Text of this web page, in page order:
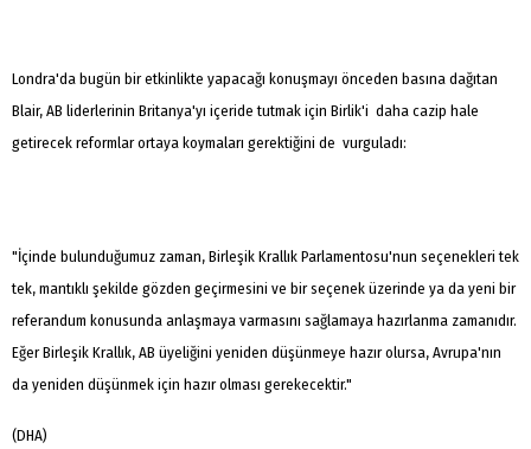
Londra'da bugün bir etkinlikte yapacağı konuşmayı önceden basına dağıtan
Blair, AB liderlerinin Britanya'yı içeride tutmak için Birlik'i daha cazip hale
getirecek reformlar ortaya koymaları gerektiğini de vurguladı:
"İçinde bulunduğumuz zaman, Birleşik Krallık Parlamentosu'nun seçenekleri tek
tek, mantıklı şekilde gözden geçirmesini ve bir seçenek üzerinde ya da yeni bir
referandum konusunda anlaşmaya varmasını sağlamaya hazırlanma zamanıdır.
Eğer Birleşik Krallık, AB üyeliğini yeniden düşünmeye hazır olursa, Avrupa'nın
da yeniden düşünmek için hazır olması gerekecektir."
(DHA)